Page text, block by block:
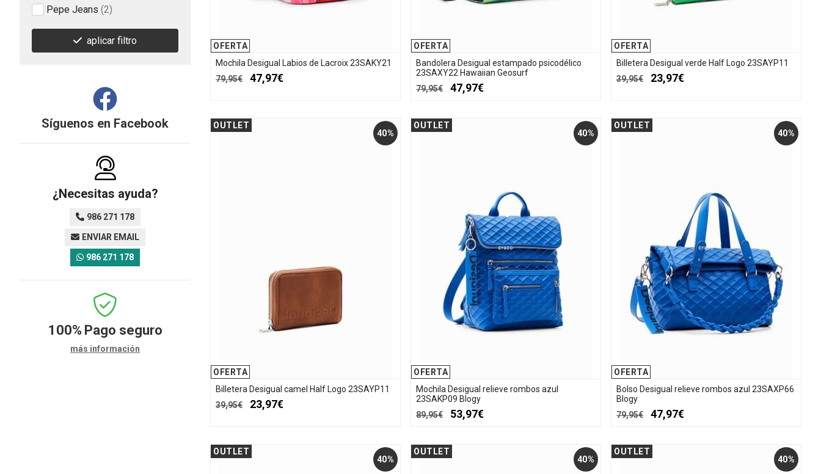
OFERTA
Mochila Desigual Labios de Lacroix 23SAKY21
79,95€
47,97€
OFERTA
Bandolera Desigual estampado psicodélico
23SAXY22 Hawaiian Geosurf
79,95€
47,97€
OFERTA
Billetera Desigual verde Half Logo 23SAYP11
39,95€
23,97€
40%
OFERTA
OUTLET
Billetera Desigual camel Half Logo 23SAYP11
39,95€
23,97€
40%
OFERTA
OUTLET
Mochila Desigual relieve rombos azul
23SAKP09 Blogy
89,95€
53,97€
40%
OFERTA
OUTLET
Bolso Desigual relieve rombos azul 23SAXP66
Blogy
79,95€
47,97€
40%
OUTLET
40%
OUTLET
40%
OUTLET
Pepe Jeans (2)
aplicar filtro
Síguenos en Facebook
¿Necesitas ayuda?
986 271 178
ENVIAR EMAIL
986 271 178
100% Pago seguro
más información